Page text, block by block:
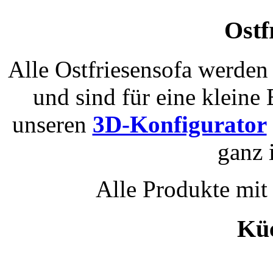
Alle Ostfriesensofa
und sind für eine kleine
unseren 3D-Konfigurator
Alle Produkte mit